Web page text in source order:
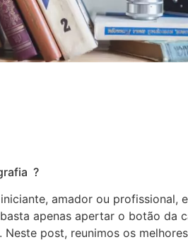
?
amador ou profissional,
apenas apertar o botão da
post, reunimos os